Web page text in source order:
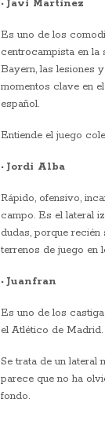
•Javi Martínez
Es uno de los
centrocampista en la
Bayern, las lesiones
momentos clave en
español.
Entiende el juego
•Jordi Alba
Rápido, ofensivo,
campo. Es el lateral
dudas, porque recién
terrenos de juego en
•Juanfran
Es uno de los
el Atlético de Madrid.
Se trata de un lateral
parece que no ha
fondo.